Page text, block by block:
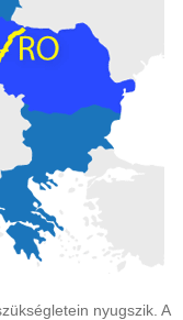
nyugszik. A